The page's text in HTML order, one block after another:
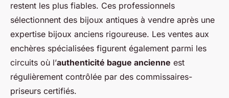
restent les plus fiables. Ces professionnels
sélectionnent des bijoux antiques à vendre après une
expertise bijoux anciens rigoureuse. Les ventes aux
enchères spécialisées figurent également parmi les
circuits où l’authenticité bague ancienne est
régulièrement contrôlée par des commissaires-
priseurs certifiés.